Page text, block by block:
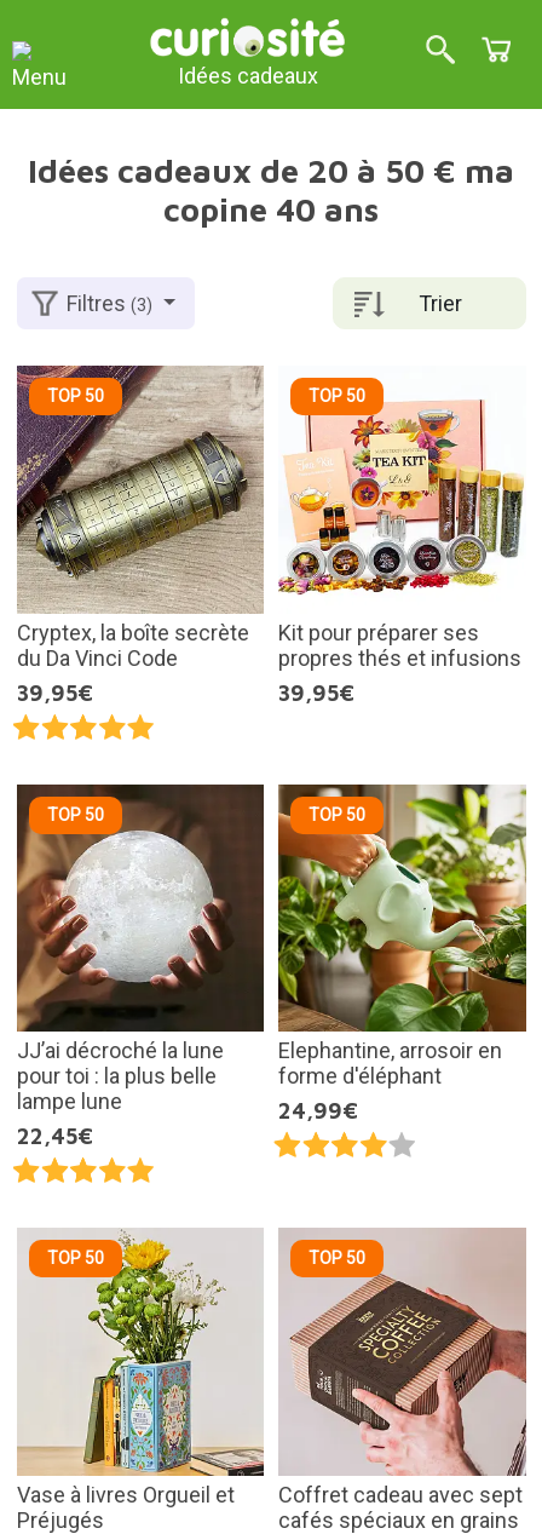
Idées cadeaux
Idées cadeaux de 20 à 50 € ma
copine 40 ans
Trier
Filtres(3)
TOP 50
Cryptex, la boîte secrète
du Da Vinci Code
39,95€
TOP 50
Kit pour préparer ses
propres thés et infusions
39,95€
TOP 50
JJ’ai décroché la lune
pour toi : la plus belle
lampe lune
22,45€
TOP 50
Elephantine, arrosoir en
forme d'éléphant
24,99€
TOP 50
Vase à livres Orgueil et
Préjugés
TOP 50
Coffret cadeau avec sept
cafés spéciaux en grains